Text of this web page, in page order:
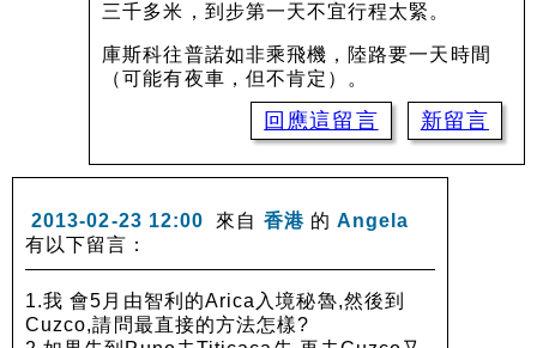
三千多米，到步第一天不宜行程太緊。
庫斯科往普諾如非乘飛機，陸路要一天時間
（可能有夜車，但不肯定）。
回應這留言 新留言
2013-02-23 12:00 來自 香港 的 Angela
有以下留言：
1.我 會5月由智利的Arica入境秘魯,然後到
Cuzco,請問最直接的方法怎樣?